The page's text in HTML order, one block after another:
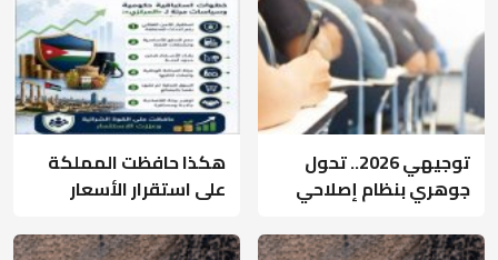
توجيهي 2026.. تحول
جوهري بنظام إصلاحي
هكذا حافظت المملكة
على استقرار الأسعار